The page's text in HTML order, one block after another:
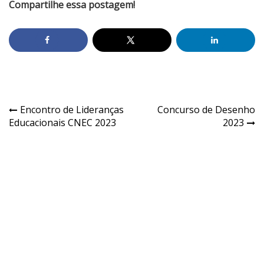
Compartilhe essa postagem!
Encontro de Lideranças
Educacionais CNEC 2023
Concurso de Desenho
2023